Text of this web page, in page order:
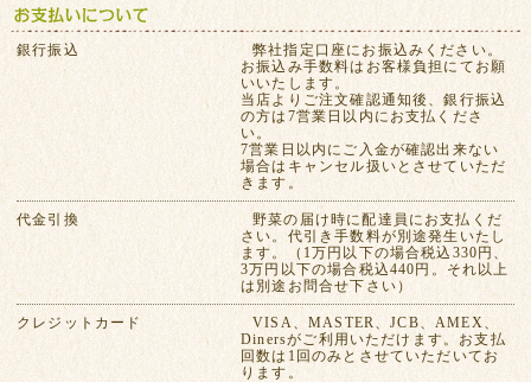
銀行振込
弊社指定口座にお振込みください。
お振込み手数料はお客様負担にてお願
いいたします。
当店よりご注文確認通知後、銀行振込
の方は7営業日以内にお支払くださ
い。
7営業日以内にご入金が確認出来ない
場合はキャンセル扱いとさせていただ
きます。
代金引換
野菜の届け時に配達員にお支払くだ
さい。代引き手数料が別途発生いたし
ます。（1万円以下の場合税込330円、
3万円以下の場合税込440円。それ以上
は別途お問合せ下さい）
クレジットカード
VISA、MASTER、JCB、AMEX、
Dinersがご利用いただけます。お支払
回数は1回のみとさせていただいてお
ります。